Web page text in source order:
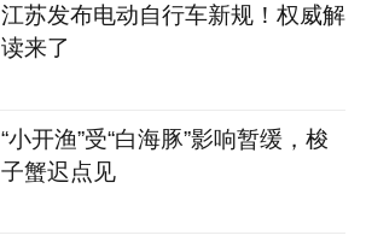
江苏发布电动自行车新规！权威解
读来了
“小开渔”受“白海豚”影响暂缓，梭
子蟹迟点见